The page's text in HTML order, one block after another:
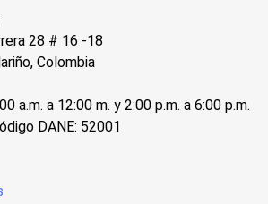
28 # 16 -18
Colombia
a.m. a 12:00 m. y 2:00 p.m. a 6:00 p.m.
DANE: 52001